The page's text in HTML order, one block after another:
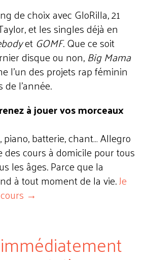
de choix avec GloRilla, 21
et les singles déjà en
etGOMF. Que ce soit
disque ou non,Big Mama
l'un des projets rap féminin
de l'année.
à jouer vos morceaux
batterie, chant… Allegro
des cours à domicile pour tous
les âges. Parce que la
à tout moment de la vie.Je
→